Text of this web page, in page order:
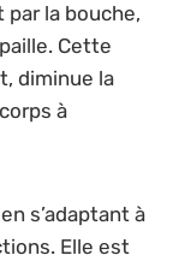
par la bouche,
Cette
diminue la
à
s’adaptant à
Elle est